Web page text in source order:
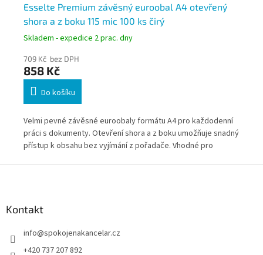
Esselte Premium závěsný euroobal A4 otevřený
shora a z boku 115 mic 100 ks čirý
Skladem - expedice 2 prac. dny
709 Kč bez DPH
858 Kč
Do košíku
Velmi pevné závěsné euroobaly formátu A4 pro každodenní
práci s dokumenty. Otevření shora a z boku umožňuje snadný
přístup k obsahu bez vyjímání z pořadače. Vhodné pro
Kontakt
info@spokojenakancelar.cz
+420 737 207 892